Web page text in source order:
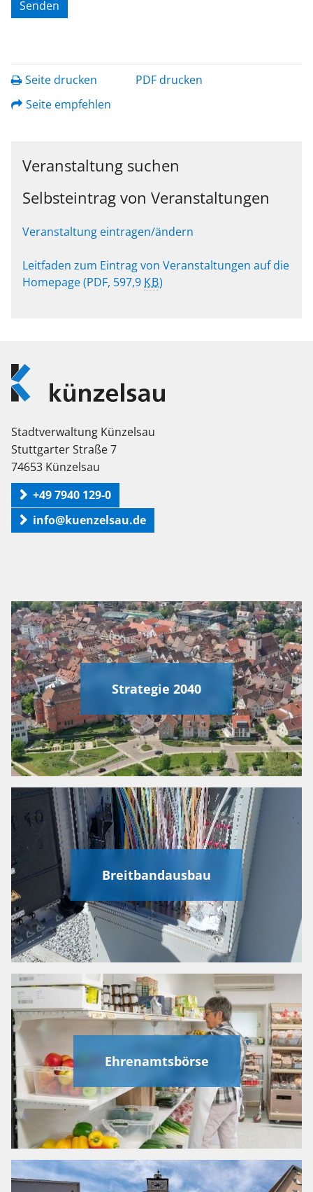
Seite drucken
PDF drucken
Seite empfehlen
Veranstaltung suchen
Selbsteintrag von Veranstaltungen
Veranstaltung eintragen/ändern
Leitfaden zum Eintrag von Veranstaltungen auf die
Homepage(PDF, 597,9 KB)
Logo
Künzelsau
Stadtverwaltung Künzelsau
Stuttgarter Straße 7
74653 Künzelsau
+49 7940 129-0
info@kuenzelsau.de
Strategie 2040
Breitbandausbau
Ehrenamtsbörse